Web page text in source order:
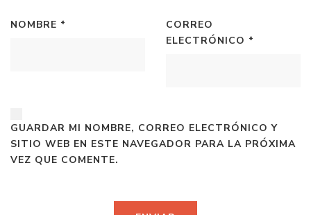
NOMBRE *
CORREO
ELECTRÓNICO *
GUARDAR MI NOMBRE, CORREO ELECTRÓNICO Y
SITIO WEB EN ESTE NAVEGADOR PARA LA PRÓXIMA
VEZ QUE COMENTE.